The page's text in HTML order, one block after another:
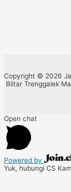
Copyright © 2026
Blitar Trenggalek
Open chat
Powered by
Yuk, hubungi CS